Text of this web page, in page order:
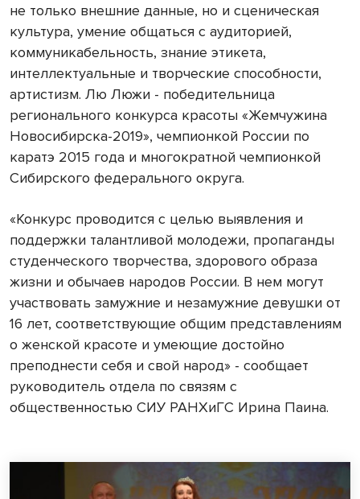
не только внешние данные, но и сценическая
культура, умение общаться с аудиторией,
коммуникабельность, знание этикета,
интеллектуальные и творческие способности,
артистизм. Лю Люжи - победительница
регионального конкурса красоты «Жемчужина
Новосибирска-2019», чемпионкой России по
каратэ 2015 года и многократной чемпионкой
Сибирского федерального округа.
«Конкурс проводится с целью выявления и
поддержки талантливой молодежи, пропаганды
студенческого творчества, здорового образа
жизни и обычаев народов России. В нем могут
участвовать замужние и незамужние девушки от
16 лет, соответствующие общим представлениям
о женской красоте и умеющие достойно
преподнести себя и свой народ» - сообщает
руководитель отдела по связям с
общественностью СИУ РАНХиГС Ирина Паина.